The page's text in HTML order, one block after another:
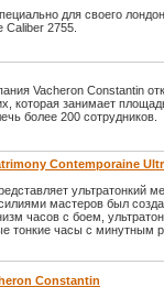
для своего
Caliber 2755.
Vacheron Constantin
которая занимает
более 200 сотрудников.
Contemporaine
ультратонкий
мастеров был
часов с боем,
тонкие часы с минутным
Constantin